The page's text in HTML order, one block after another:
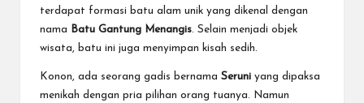
terdapat formasi batu alam unik yang dikenal dengan
nama
Batu Gantung Menangis. Selain menjadi objek
wisata, batu ini juga menyimpan kisah sedih.
Konon, ada seorang gadis bernama Seruni yang dipaksa
menikah dengan pria pilihan orang tuanya. Namun